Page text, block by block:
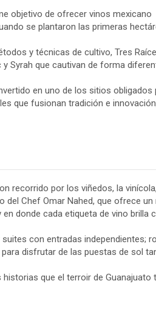
objetivo de ofrecer vinos mexicano
se plantaron las primeras
y técnicas de cultivo, Tres
Syrah que cautivan de forma
en uno de los sitios obligados
que fusionan tradición e
recorrido por los viñedos, la
del Chef Omar Nahed, que ofrece un
donde cada etiqueta de vino brilla
con entradas independientes;
disfrutar de las puestas de sol
que el terroir de Guanajuato